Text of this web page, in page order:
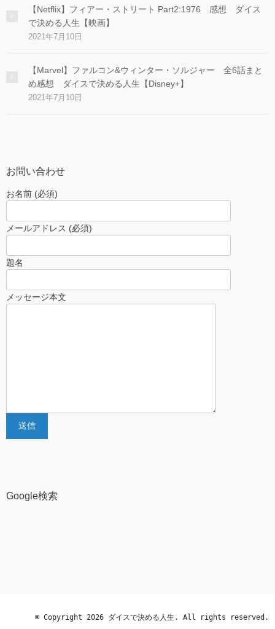
【Netflix】フィアー・ストリート Part2:1976 感想 ダイス
で決める人生【映画】
2021年7月10日
【Marvel】ファルコン&ウィンター・ソルジャー 全6話まと
め感想 ダイスで決める人生【Disney+】
2021年7月10日
お問い合わせ
お名前 (必須)
メールアドレス (必須)
題名
メッセージ本文
Google検索
© Copyright 2026 ダイスで決める人生. All rights reserved.